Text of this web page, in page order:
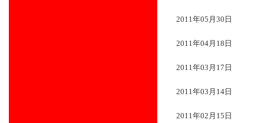
2011年05月30日
2011年04月18日
2011年03月17日
2011年03月14日
2011年02月15日